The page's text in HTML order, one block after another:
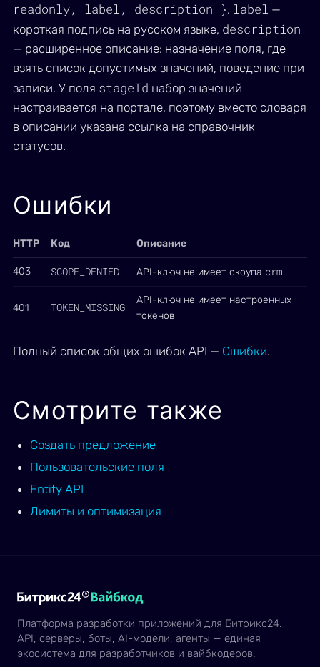
readonly, label, description }. label —
короткая подпись на русском языке, description
— расширенное описание: назначение поля, где
взять список допустимых значений, поведение при
записи. У поля stageId набор значений
настраивается на портале, поэтому вместо словаря
в описании указана ссылка на справочник
статусов.
Ошибки
HTTP Код Описание
403 SCOPE_DENIED API-ключ не имеет скоупа crm
401 TOKEN_MISSING
API-ключ не имеет настроенных
токенов
Полный список общих ошибок API — Ошибки.
Смотрите также
Создать предложение
Пользовательские поля
Entity API
Лимиты и оптимизация
Платформа разработки приложений для Битрикс24.
API, серверы, боты, AI-модели, агенты — единая
экосистема для разработчиков и вайбкодеров.